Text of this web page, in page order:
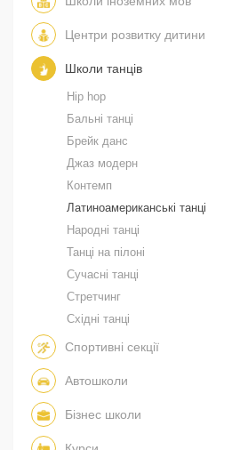
Центри розвитку дитини
Школи танців
Hip hop
Бальні танці
Брейк данс
Джаз модерн
Контемп
Латиноамериканські танці
Народні танці
Танці на пілоні
Сучасні танці
Стретчинг
Східні танці
Спортивні секції
Автошколи
Бізнес школи